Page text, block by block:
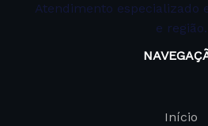
Atendimento especializado
e região.
Início